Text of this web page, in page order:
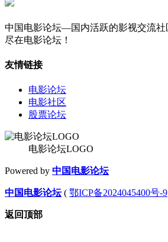
中国电影论坛—国内活跃的影视交流社
尽在电影论坛！
友情链接
电影论坛
电影社区
股票论坛
电影论坛LOGO
Powered by 中国电影论坛
中国电影论坛( 鄂ICP备2024045400号-9
返回顶部